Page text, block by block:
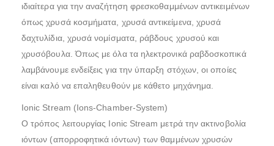
ιδιαίτερα για την αναζήτηση φρεσκοθαμμένων αντικειμένων
όπως χρυσά κοσμήματα, χρυσά αντικείμενα, χρυσά
δαχτυλίδια, χρυσά νομίσματα, ράβδους χρυσού και
χρυσόβουλα. Όπως με όλα τα ηλεκτρονικά ραβδοσκοπικά
λαμβάνουμε ενδείξεις για την ύπαρξη στόχων, οι οποίες
είναι καλό να επαληθευθούν με κάθετο μηχάνημα.
Ionic Stream (Ions-Chamber-System)
Ο τρόπος λειτουργίας Ionic Stream μετρά την ακτινοβολία
ιόντων (απορροφητικά ιόντων) των θαμμένων χρυσών